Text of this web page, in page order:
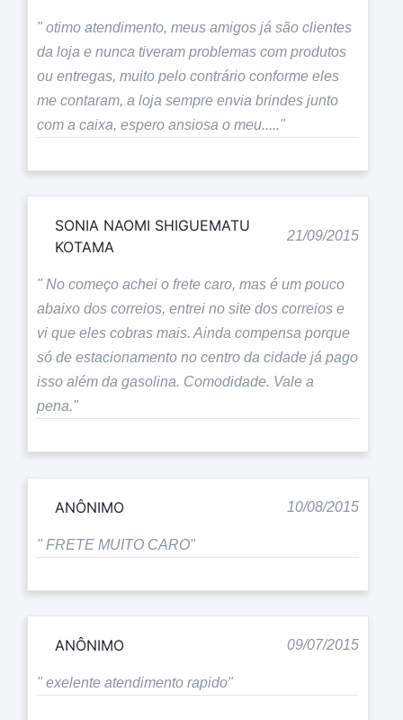
" otimo atendimento, meus amigos já são clientes
da loja e nunca tiveram problemas com produtos
ou entregas, muito pelo contrário conforme eles
me contaram, a loja sempre envia brindes junto
com a caixa, espero ansiosa o meu....."
SONIA NAOMI SHIGUEMATU
KOTAMA
21/09/2015
" No começo achei o frete caro, mas é um pouco
abaixo dos correios, entrei no site dos correios e
vi que eles cobras mais. Ainda compensa porque
só de estacionamento no centro da cidade já pago
isso além da gasolina. Comodidade. Vale a
pena."
ANÔNIMO 10/08/2015
" FRETE MUITO CARO"
ANÔNIMO 09/07/2015
" exelente atendimento rapido"